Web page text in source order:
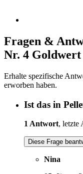
Fragen &
Nr. 4 Goldwert
Erhalte spezifische
erworben haben.
Ist das in
1 Antwort, letzte
Diese Frage
Nina